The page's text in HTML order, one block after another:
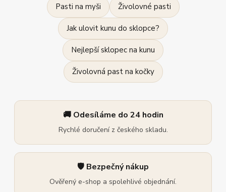
Pasti na myši Živolovné pasti
Jak ulovit kunu do sklopce?
Nejlepší sklopec na kunu
Živolovná past na kočky
🚚 Odesíláme do 24 hodin
Rychlé doručení z českého skladu.
🛡️ Bezpečný nákup
Ověřený e-shop a spolehlivé objednání.